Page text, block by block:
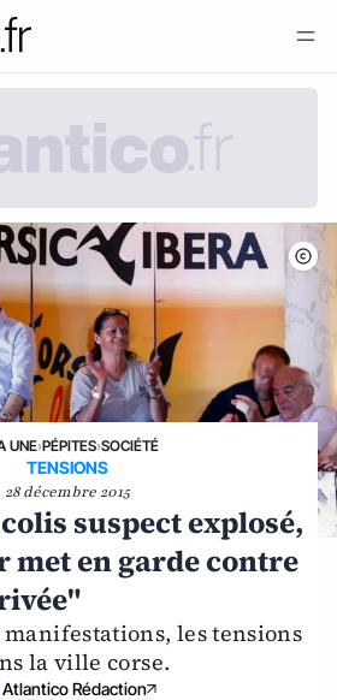
UNE›PÉPITES›SOCIÉTÉ
TENSIONS
28 décembre 2015
suspect explosé,
met en garde contre
manifestations, les tensions
la ville corse.
Atlantico Rédaction